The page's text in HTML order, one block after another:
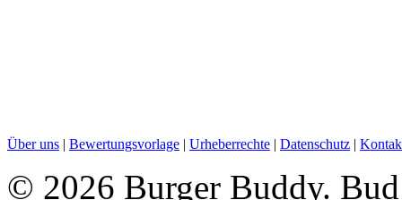
Über uns | Bewertungsvorlage | Urheberrechte | Datenschutz |
© 2026 Burger Buddy.